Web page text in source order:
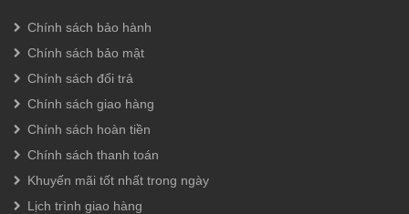
Chính sách bảo hành
Chính sách bảo mật
Chính sách đổi trả
Chính sách giao hàng
Chính sách hoàn tiền
Chính sách thanh toán
Khuyến mãi tốt nhất trong ngày
Lịch trình giao hàng